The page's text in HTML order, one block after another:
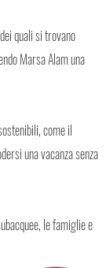
quali si trovano
Marsa Alam una
come il
una vacanza senza
le famiglie e